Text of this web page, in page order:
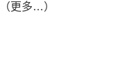
更多…）